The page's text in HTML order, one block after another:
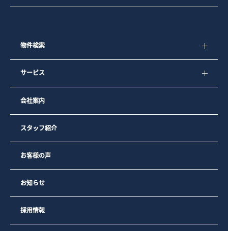
物件検索
サービス
会社案内
スタッフ紹介
お客様の声
お知らせ
採用情報